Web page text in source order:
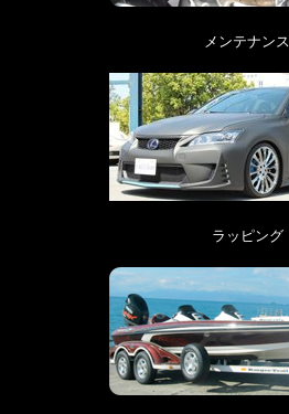
メンテナンス
ラッピング